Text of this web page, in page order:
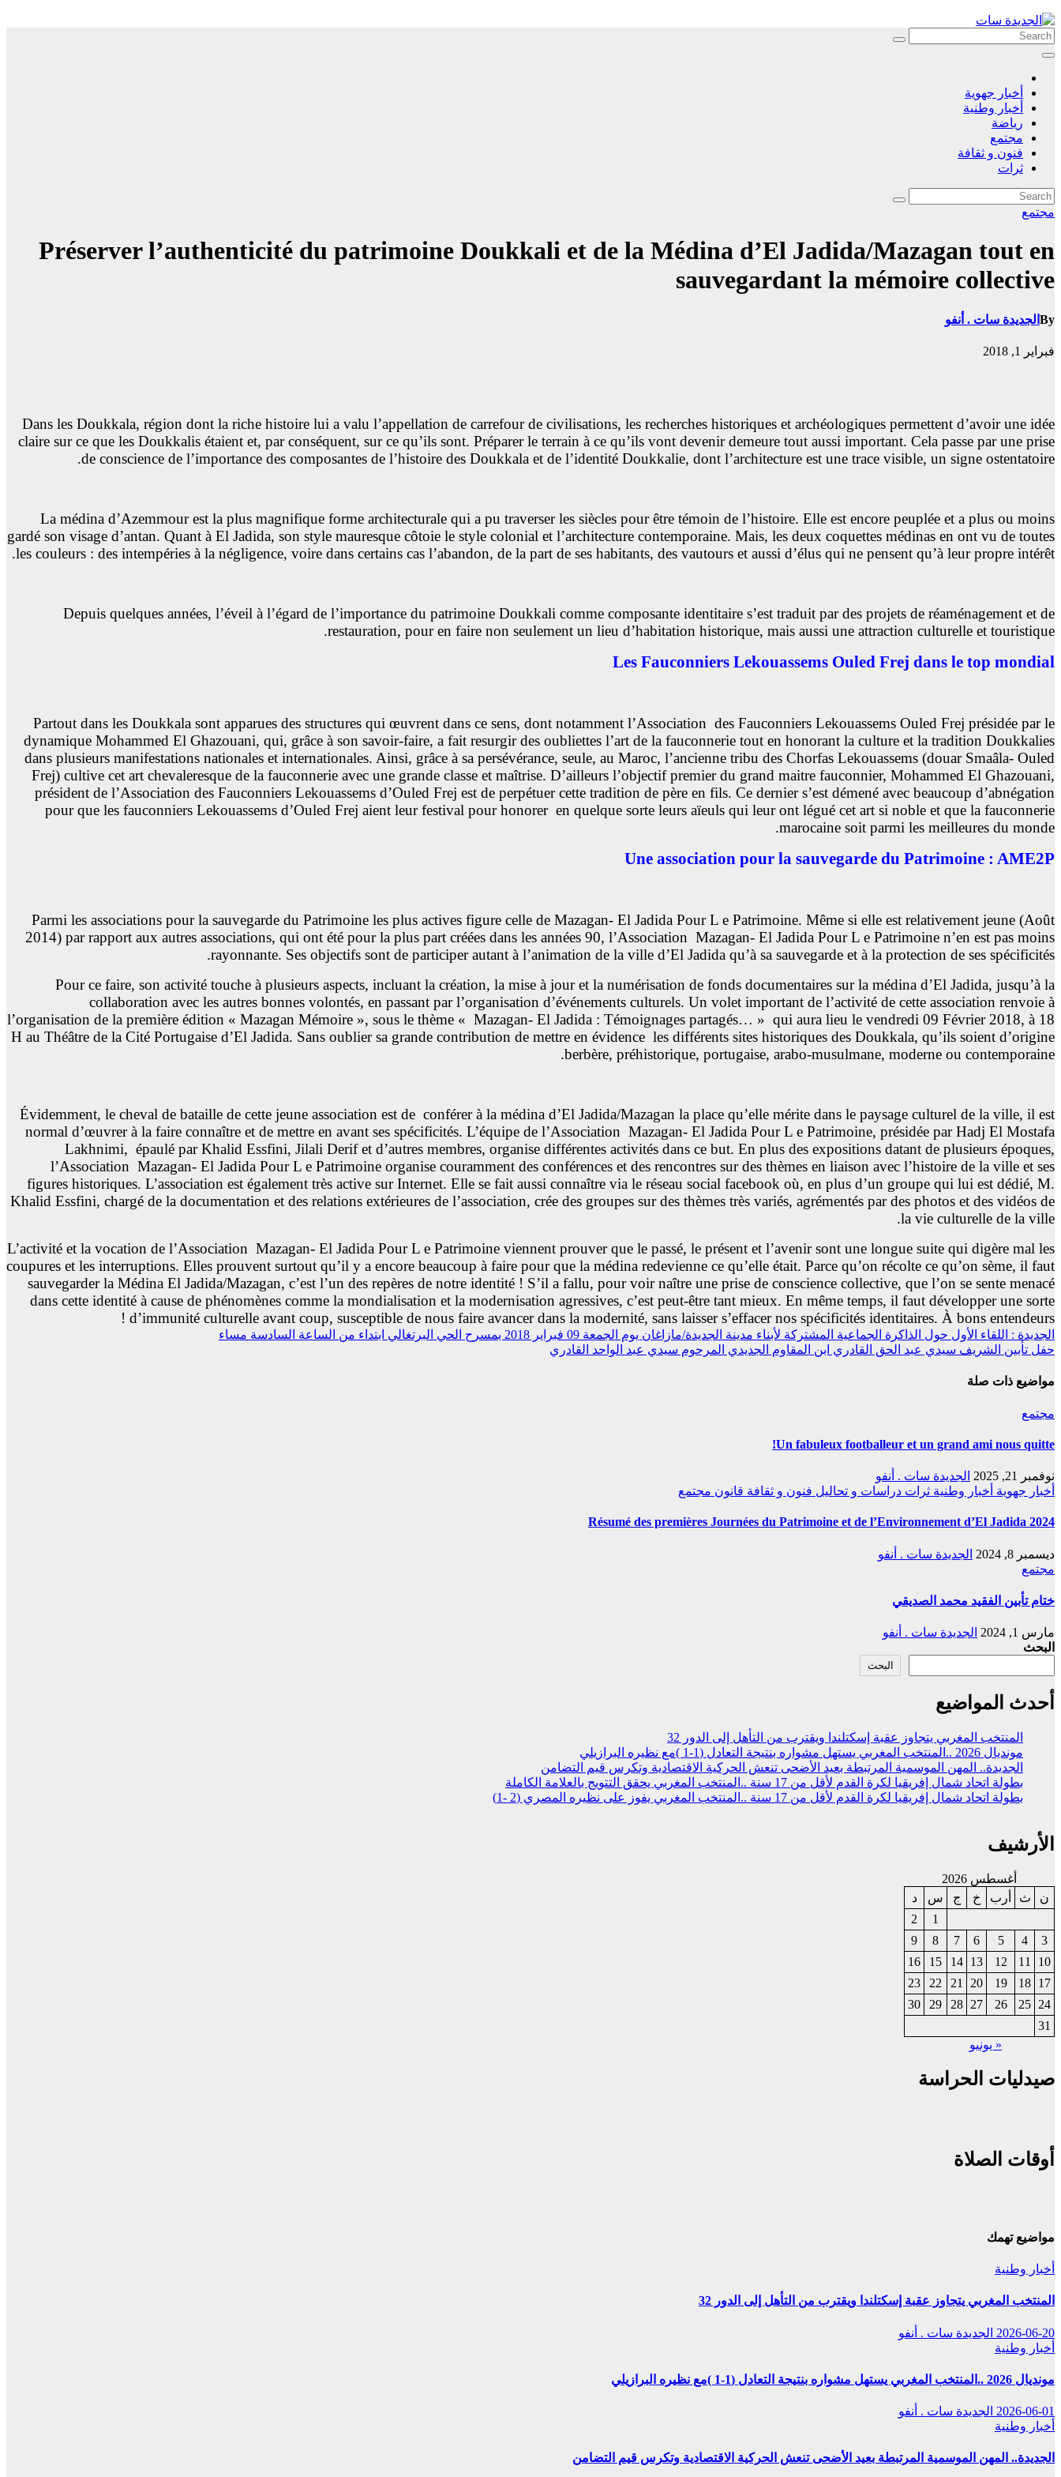
Skip
to
content
أخبار جهوية
أخبار وطنية
رياضة
مجتمع
فنون و ثقافة
ثرات
مجتمع
Préserver l’authenticité du patrimoine Doukkali et de la Médina d’El Jadida/Mazagan tout en
sauvegardant la mémoire collective
By الجديدة سات . أنفو
فبراير 1, 2018
Dans les Doukkala, région dont la riche histoire lui a valu l’appellation de carrefour de civilisations, les recherches historiques et archéologiques permettent d’avoir une idée
claire sur ce que les Doukkalis étaient et, par conséquent, sur ce qu’ils sont. Préparer le terrain à ce qu’ils vont devenir demeure tout aussi important. Cela passe par une prise
de conscience de l’importance des composantes de l’histoire des Doukkala et de l’identité Doukkalie, dont l’architecture est une trace visible, un signe ostentatoire.
La médina d’Azemmour est la plus magnifique forme architecturale qui a pu traverser les siècles pour être témoin de l’histoire. Elle est encore peuplée et a plus ou moins
gardé son visage d’antan. Quant à El Jadida, son style mauresque côtoie le style colonial et l’architecture contemporaine. Mais, les deux coquettes médinas en ont vu de toutes
les couleurs : des intempéries à la négligence, voire dans certains cas l’abandon, de la part de ses habitants, des vautours et aussi d’élus qui ne pensent qu’à leur propre intérêt.
Depuis quelques années, l’éveil à l’égard de l’importance du patrimoine Doukkali comme composante identitaire s’est traduit par des projets de réaménagement et de
restauration, pour en faire non seulement un lieu d’habitation historique, mais aussi une attraction culturelle et touristique.
Les Fauconniers Lekouassems Ouled Frej dans le top mondial
Partout dans les Doukkala sont apparues des structures qui œuvrent dans ce sens, dont notamment l’Association des Fauconniers Lekouassems Ouled Frej présidée par le
dynamique Mohammed El Ghazouani, qui, grâce à son savoir-faire, a fait resurgir des oubliettes l’art de la fauconnerie tout en honorant la culture et la tradition Doukkalies
dans plusieurs manifestations nationales et internationales. Ainsi, grâce à sa persévérance, seule, au Maroc, l’ancienne tribu des Chorfas Lekouassems (douar Smaâla- Ouled
Frej) cultive cet art chevaleresque de la fauconnerie avec une grande classe et maîtrise. D’ailleurs l’objectif premier du grand maitre fauconnier, Mohammed El Ghazouani,
président de l’Association des Fauconniers Lekouassems d’Ouled Frej est de perpétuer cette tradition de père en fils. Ce dernier s’est démené avec beaucoup d’abnégation
pour que les fauconniers Lekouassems d’Ouled Frej aient leur festival pour honorer en quelque sorte leurs aïeuls qui leur ont légué cet art si noble et que la fauconnerie
marocaine soit parmi les meilleures du monde.
Une association pour la sauvegarde du Patrimoine : AME2P
Parmi les associations pour la sauvegarde du Patrimoine les plus actives figure celle de Mazagan- El Jadida Pour L e Patrimoine. Même si elle est relativement jeune (Août
2014) par rapport aux autres associations, qui ont été pour la plus part créées dans les années 90, l’Association Mazagan- El Jadida Pour L e Patrimoine n’en est pas moins
rayonnante. Ses objectifs sont de participer autant à l’animation de la ville d’El Jadida qu’à sa sauvegarde et à la protection de ses spécificités.
Pour ce faire, son activité touche à plusieurs aspects, incluant la création, la mise à jour et la numérisation de fonds documentaires sur la médina d’El Jadida, jusqu’à la
collaboration avec les autres bonnes volontés, en passant par l’organisation d’événements culturels. Un volet important de l’activité de cette association renvoie à
l’organisation de la première édition « Mazagan Mémoire », sous le thème « Mazagan- El Jadida : Témoignages partagés… » qui aura lieu le vendredi 09 Février 2018, à 18
H au Théâtre de la Cité Portugaise d’El Jadida. Sans oublier sa grande contribution de mettre en évidence les différents sites historiques des Doukkala, qu’ils soient d’origine
berbère, préhistorique, portugaise, arabo-musulmane, moderne ou contemporaine.
Évidemment, le cheval de bataille de cette jeune association est de conférer à la médina d’El Jadida/Mazagan la place qu’elle mérite dans le paysage culturel de la ville, il est
normal d’œuvrer à la faire connaître et de mettre en avant ses spécificités. L’équipe de l’Association Mazagan- El Jadida Pour L e Patrimoine, présidée par Hadj El Mostafa
Lakhnimi, épaulé par Khalid Essfini, Jilali Derif et d’autres membres, organise différentes activités dans ce but. En plus des expositions datant de plusieurs époques,
l’Association Mazagan- El Jadida Pour L e Patrimoine organise couramment des conférences et des rencontres sur des thèmes en liaison avec l’histoire de la ville et ses
figures historiques. L’association est également très active sur Internet. Elle se fait aussi connaître via le réseau social facebook où, en plus d’un groupe qui lui est dédié, M.
Khalid Essfini, chargé de la documentation et des relations extérieures de l’association, crée des groupes sur des thèmes très variés, agrémentés par des photos et des vidéos de
la vie culturelle de la ville.
L’activité et la vocation de l’Association Mazagan- El Jadida Pour L e Patrimoine viennent prouver que le passé, le présent et l’avenir sont une longue suite qui digère mal les
coupures et les interruptions. Elles prouvent surtout qu’il y a encore beaucoup à faire pour que la médina redevienne ce qu’elle était. Parce qu’on récolte ce qu’on sème, il faut
sauvegarder la Médina El Jadida/Mazagan, c’est l’un des repères de notre identité ! S’il a fallu, pour voir naître une prise de conscience collective, que l’on se sente menacé
dans cette identité à cause de phénomènes comme la mondialisation et la modernisation agressives, c’est peut-être tant mieux. En même temps, il faut développer une sorte
d’immunité culturelle avant coup, susceptible de nous faire avancer dans la modernité, sans laisser s’effacer nos spécificités identitaires. À bons entendeurs !
تصفّح
المقالات
الجديدة : اللقاء الأول حول الذاكرة الجماعية المشتركة لأبناء مدينة الجديدة/مازاغان يوم الجمعة 09 فبراير 2018 بمسرح الحي البرتغالي ابتداء من الساعة السادسة مساء
حفل تأبين الشريف سيدي عبد الحق القادري ابن المقاوم الجديدي المرحوم سيدي عبد الواحد القادري
مواضيع ذات صلة
مجتمع
Un fabuleux footballeur et un grand ami nous quitte!
نوفمبر 21, 2025
الجديدة سات . أنفو
أخبار جهوية أخبار وطنية ثرات دراسات و تحاليل فنون و ثقافة قانون مجتمع
Résumé des premières Journées du Patrimoine et de l’Environnement d’El Jadida 2024
ديسمبر 8, 2024
الجديدة سات . أنفو
مجتمع
ختام تأبين الفقيد محمد الصديقي
مارس 1, 2024
الجديدة سات . أنفو
البحث
البحث
أحدث المواضيع
المنتخب المغربي يتجاوز عقبة إسكتلندا ويقترب من التأهل إلى الدور 32
مونديال 2026 ..المنتخب المغربي يستهل مشواره بنتيجة التعادل (1-1 )مع نظيره البرازيلي
الجديدة.. المهن الموسمية المرتبطة بعيد الأضحى تنعش الحركية الاقتصادية وتكرس قيم التضامن
بطولة اتحاد شمال إفريقيا لكرة القدم لأقل من 17 سنة ..المنتخب المغربي يحقق التتويج بالعلامة الكاملة
بطولة اتحاد شمال إفريقيا لكرة القدم لأقل من 17 سنة ..المنتخب المغربي يفوز على نظيره المصري (2 -1)
الأرشيف
أغسطس 2026
ن
ث أرب خ ج س
د
1
2
3
4
5
6
7
8
9
10
11
12
13
14
15
16
17
18
19
20
21
22
23
24
25
26
27
28
29
30
31
« يونيو
صيدليات الحراسة
أوقات الصلاة
مواضيع تهمك
أخبار وطنية
المنتخب المغربي يتجاوز عقبة إسكتلندا ويقترب من التأهل إلى الدور 32
2026-06-20 الجديدة سات . أنفو
أخبار وطنية
مونديال 2026 ..المنتخب المغربي يستهل مشواره بنتيجة التعادل (1-1 )مع نظيره البرازيلي
2026-06-01 الجديدة سات . أنفو
أخبار وطنية
الجديدة.. المهن الموسمية المرتبطة بعيد الأضحى تنعش الحركية الاقتصادية وتكرس قيم التضامن